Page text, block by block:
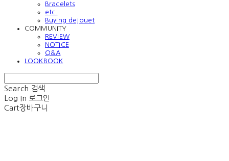
Bracelets
etc.
Buying dejouet
COMMUNITY
REVIEW
NOTICE
Q&A
LOOKBOOK
Search 검색
Log In 로그인
Cart장바구니